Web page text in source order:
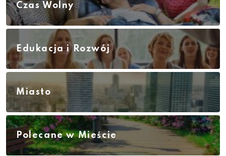
Czas Wolny
Edukacja i Rozwój
Miasto
Polecane w Mieście